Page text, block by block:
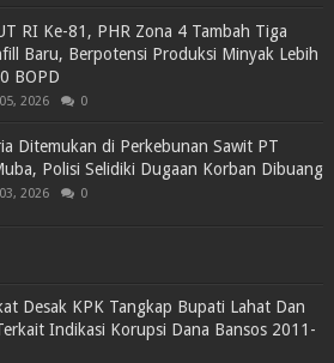
RI Ke-81, PHR Zona 4 Tambah Tiga
Baru, Berpotensi Produksi Minyak Lebih
BOPD
2026 0
Ditemukan di Perkebunan Sawit PT
Polisi Selidiki Dugaan Korban Dibuang
2026 0
Desak KPK Tangkap Bupati Lahat Dan
Indikasi Korupsi Dana Bansos 2011-